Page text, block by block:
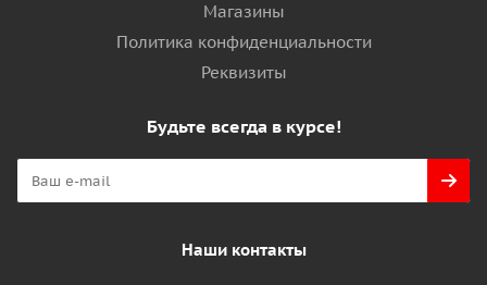
Магазины
Политика конфиденциальности
Реквизиты
Будьте всегда в курсе!
Наши контакты